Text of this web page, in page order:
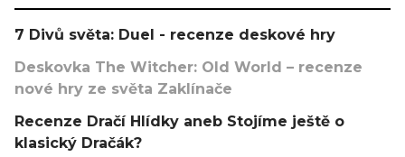
7 Divů světa: Duel - recenze deskové hry
Deskovka The Witcher: Old World – recenze
nové hry ze světa Zaklínače
Recenze Dračí Hlídky aneb Stojíme ještě o
klasický Dračák?